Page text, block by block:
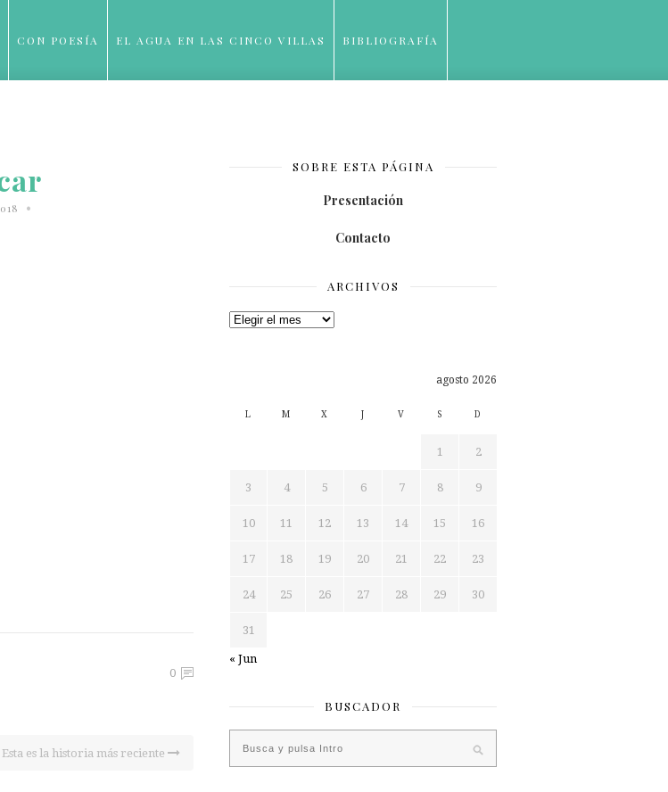
CON POESÍA EL AGUA EN LAS CINCO VILLAS BIBLIOGRAFÍA
•
0
Esta es la historia más reciente
SOBRE ESTA PÁGINA
Presentación
Contacto
ARCHIVOS
Archivos
agosto 2026
L M X J V S D
1 2
3 4 5 6 7 8 9
10 11 12 13 14 15 16
17 18 19 20 21 22 23
24 25 26 27 28 29 30
31
« Jun
BUSCADOR